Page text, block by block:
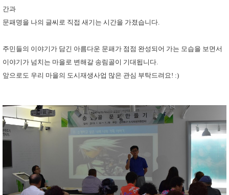
간과
문패명을 나의 글씨로 직접 새기는 시간을 가졌습니다.
주민들의 이야기가 담긴 아름다운 문패가 점점 완성되어 가는 모습을 보면서
이야기가 넘치는 마을로 변해갈 송림골이 기대됩니다.
앞으로도 우리 마을의 도시재생사업 많은 관심 부탁드려요! :)